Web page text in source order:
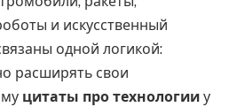
и искусственный
одной логикой:
расширять свои
цитаты про технологии у